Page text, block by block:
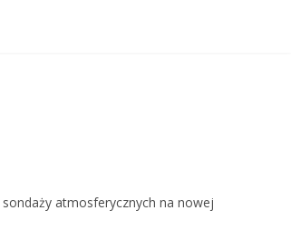
atmosferycznych na nowej